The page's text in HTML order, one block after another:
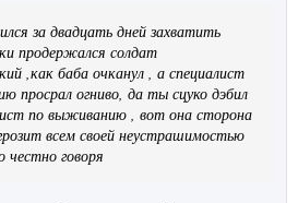
за двадцать дней захватить
продержался солдат
,как баба очканул , а специалист
просрал огниво, да ты сцуко дэбил
по выживанию , вот она сторона
всем своей неустрашимостью
честно говоря